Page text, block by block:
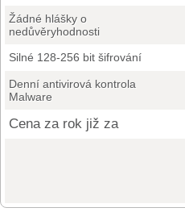
Žádné hlášky o
nedůvěryhodnosti
Silné 128-256 bit šifrování
Denní antivirová kontrola
Malware
Cena za rok již za